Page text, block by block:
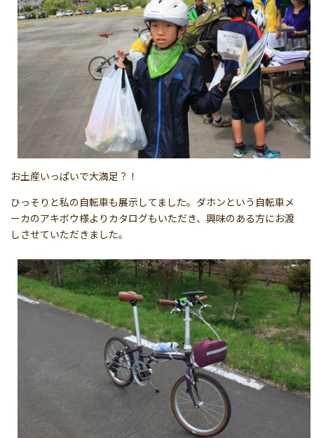
お土産いっぱいで大満足？！
ひっそりと私の自転車も展示してました。ダホンという自転車メ
ーカのアキボウ様よりカタログもいただき、興味のある方にお渡
しさせていただきました。